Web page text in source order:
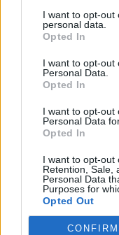
I want to opt-out
personal data.
Opted In
I want to opt-out
Personal Data.
Opted In
I want to opt-out
Personal Data
Opted In
I want to opt-out
Retention, Sale,
Personal Data
Purposes for
Opted Out
CONFIRM